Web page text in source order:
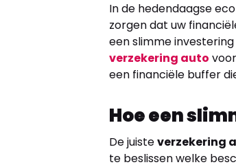
In de hedendaagse
zorgen dat uw
een slimme
verzekering auto
een financiële buffer
Hoe een
De juisteverzekering
te beslissen welke